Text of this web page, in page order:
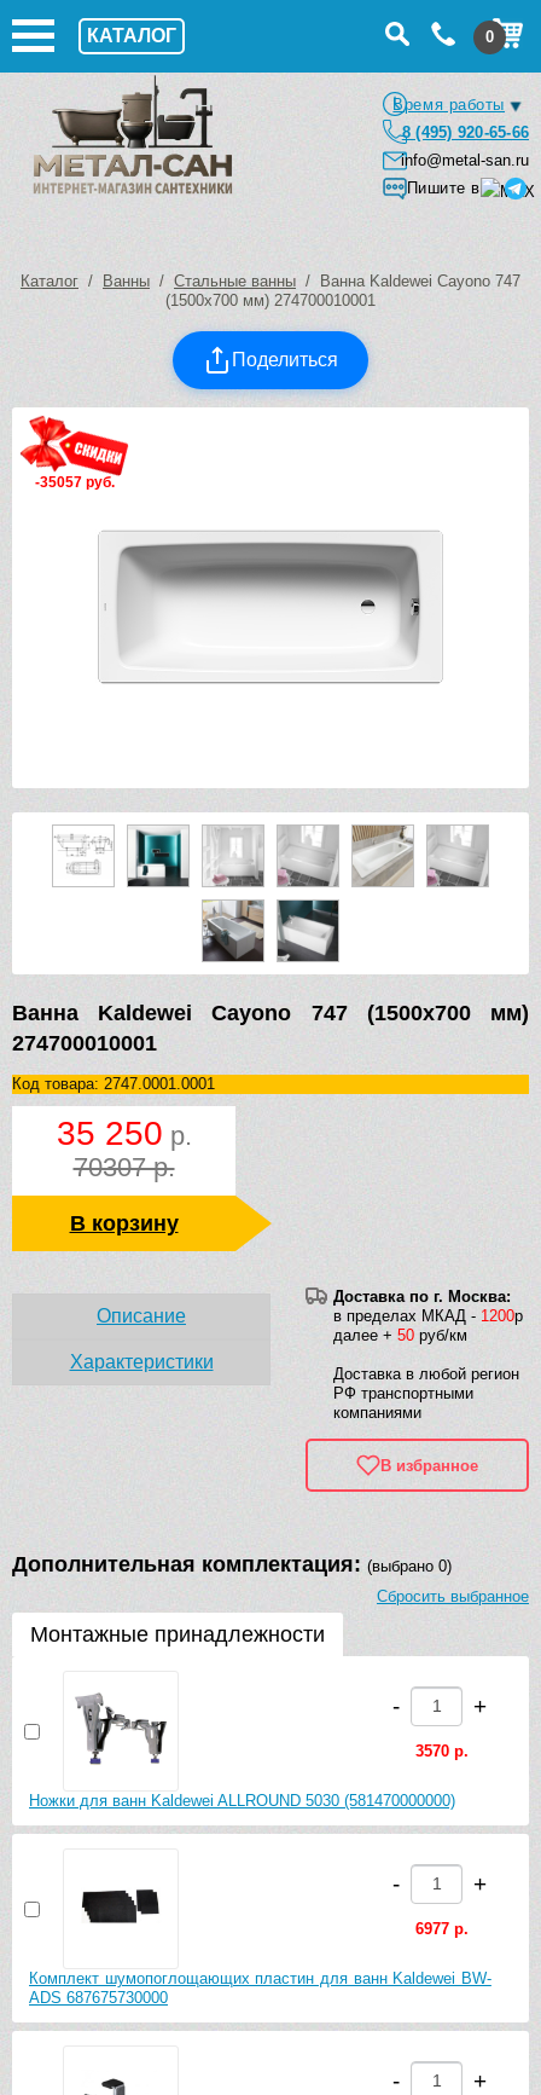
КАТАЛОГ 0
Время работы
8 (495) 920-65-66
info@metal-san.ru
Пишите в
Каталог / Ванны / Стальные ванны / Ванна Kaldewei Cayono 747
(1500х700 мм) 274700010001
Поделиться
-35057 руб.
Ванна Kaldewei Cayono 747 (1500х700 мм)
274700010001
Код товара: 2747.0001.0001
35 250 р.
70307 р.
В корзину
Доставка по г. Москва:
в пределах МКАД - 1200р
далее + 50 руб/км
Доставка в любой регион
РФ транспортными
компаниями
В избранное
Описание
Характеристики
Дополнительная комплектация: (выбрано 0)
Сбросить выбранное
Монтажные принадлежности
Ножки для ванн Kaldewei ALLROUND 5030 (581470000000)
- +
3570 р.
Комплект шумопоглощающих пластин для ванн Kaldewei BW-
ADS 687675730000
- +
6977 р.
- +